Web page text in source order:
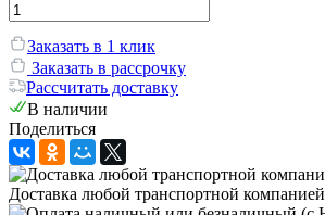
Заказать в 1 клик
Заказать в рассрочку
Рассчитать доставку
В наличии
Поделиться
Доставка любой транспортной компанией